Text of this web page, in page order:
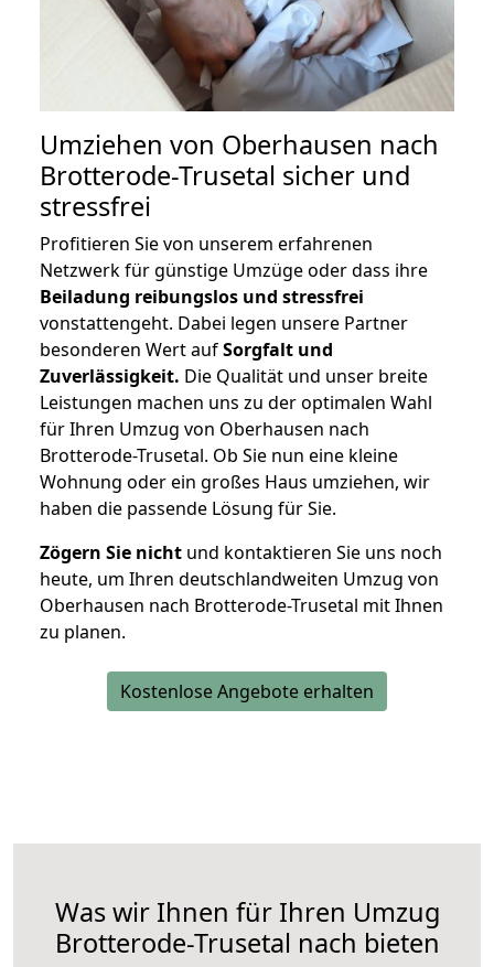
Umziehen von Oberhausen nach
Brotterode-Trusetal sicher und
stressfrei
Profitieren Sie von unserem erfahrenen
Netzwerk für günstige Umzüge oder dass ihre
Beiladung reibungslos und stressfrei
vonstattengeht. Dabei legen unsere Partner
besonderen Wert aufSorgfalt und
Zuverlässigkeit. Die Qualität und unser breite
Leistungen machen uns zu der optimalen Wahl
für Ihren Umzug von Oberhausen nach
Brotterode-Trusetal. Ob Sie nun eine kleine
Wohnung oder ein großes Haus umziehen, wir
haben die passende Lösung für Sie.
Zögern Sie nicht und kontaktieren Sie uns noch
heute, um Ihren deutschlandweiten Umzug von
Oberhausen nach Brotterode-Trusetal mit Ihnen
zu planen.
Kostenlose Angebote erhalten
Was wir Ihnen für Ihren Umzug
Brotterode-Trusetal nach bieten